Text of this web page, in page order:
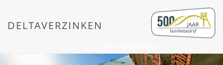
DELTAVERZINKEN